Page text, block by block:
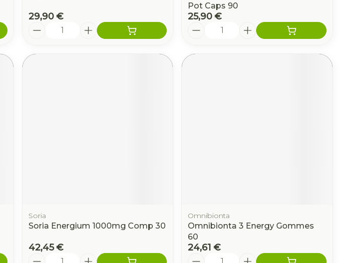
29,90 €
Quantité
Pot Caps 90
25,90 €
Quantité
Soria
Soria Energium 1000mg Comp 30
42,45 €
Quantité
Omnibionta
Omnibionta 3 Energy Gommes
60
24,61 €
Quantité